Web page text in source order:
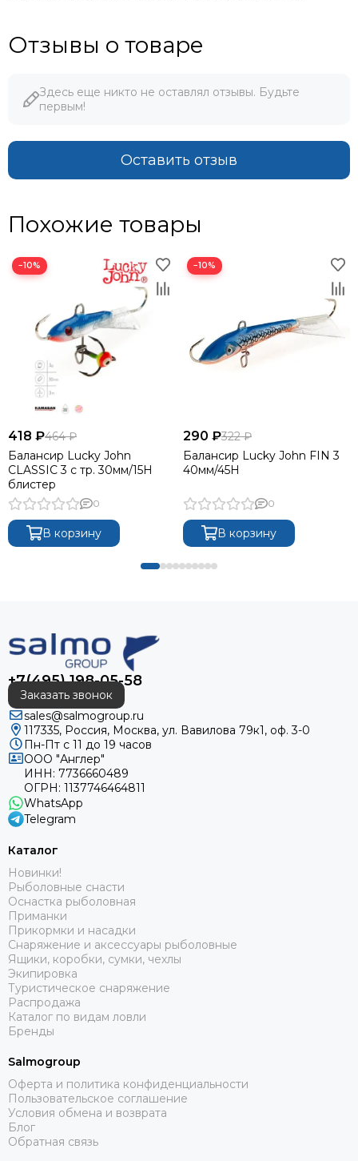
Отзывы о товаре
Здесь еще никто не оставлял отзывы. Будьте
первым!
Оставить отзыв
Похожие товары
−10%
418 ₽464 ₽
Балансир Lucky John
CLASSIC 3 с тр. 30мм/15H
блистер
0
В корзину
−10%
290 ₽322 ₽
Балансир Lucky John FIN 3
40мм/45H
0
В корзину
+7(495) 198-05-58
Заказать звонок
sales@salmogroup.ru
117335, Россия, Москва, ул. Вавилова 79к1, оф. 3-0
Пн-Пт с 11 до 19 часов
ООО "Англер"
ИНН: 7736660489
ОГРН: 1137746464811
WhatsApp
Telegram
Каталог
Новинки!
Рыболовные снасти
Оснастка рыболовная
Приманки
Прикормки и насадки
Снаряжение и аксессуары рыболовные
Ящики, коробки, сумки, чехлы
Экипировка
Туристическое снаряжение
Распродажа
Каталог по видам ловли
Бренды
Salmogroup
Оферта и политика конфиденциальности
Пользовательское соглашение
Условия обмена и возврата
Блог
Обратная связь